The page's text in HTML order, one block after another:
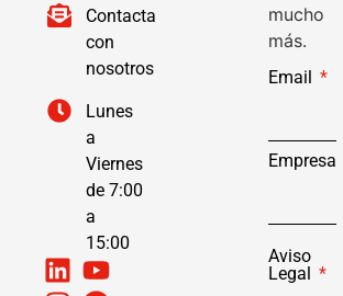
Contacta
con
nosotros
Lunes
a
Viernes
de 7:00
a
15:00
mucho
más.
Email
Empresa
Aviso
Legal